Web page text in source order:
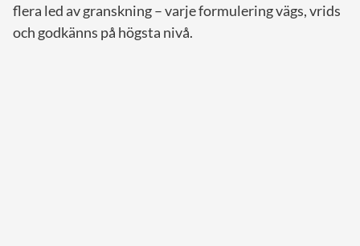
flera led av granskning – varje formulering vägs, vrids
och godkänns på högsta nivå.